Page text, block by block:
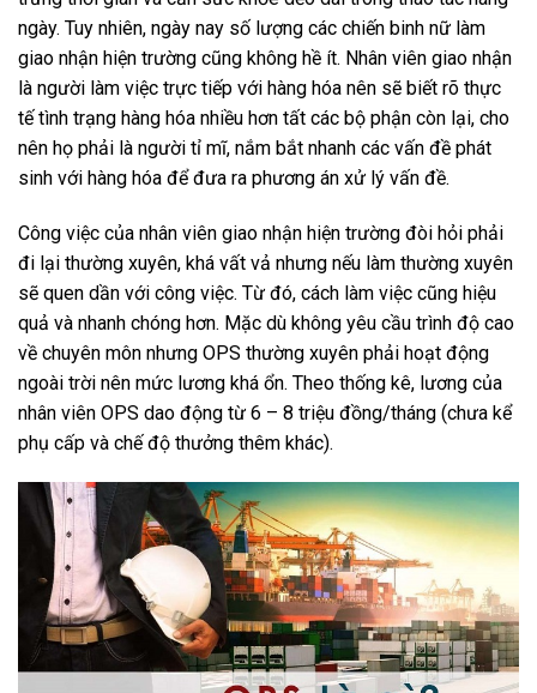
ngày. Tuy nhiên, ngày nay số lượng các chiến binh nữ làm
giao nhận hiện trường cũng không hề ít. Nhân viên giao nhận
là người làm việc trực tiếp với hàng hóa nên sẽ biết rõ thực
tế tình trạng hàng hóa nhiều hơn tất các bộ phận còn lại, cho
nên họ phải là người tỉ mĩ, nắm bắt nhanh các vấn đề phát
sinh với hàng hóa để đưa ra phương án xử lý vấn đề.
Công việc của nhân viên giao nhận hiện trường đòi hỏi phải
đi lại thường xuyên, khá vất vả nhưng nếu làm thường xuyên
sẽ quen dần với công việc. Từ đó, cách làm việc cũng hiệu
quả và nhanh chóng hơn. Mặc dù không yêu cầu trình độ cao
về chuyên môn nhưng OPS thường xuyên phải hoạt động
ngoài trời nên mức lương khá ổn. Theo thống kê, lương của
nhân viên OPS dao động từ 6 – 8 triệu đồng/tháng (chưa kể
phụ cấp và chế độ thưởng thêm khác).